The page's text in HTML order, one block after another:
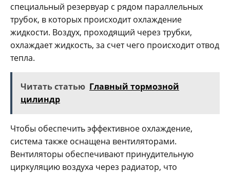
специальный резервуар с рядом параллельных
трубок, в которых происходит охлаждение
жидкости. Воздух, проходящий через трубки,
охлаждает жидкость, за счет чего происходит отвод
тепла.
Читать статью Главный тормозной
цилиндр
Чтобы обеспечить эффективное охлаждение,
система также оснащена вентиляторами.
Вентиляторы обеспечивают принудительную
циркуляцию воздуха через радиатор, что